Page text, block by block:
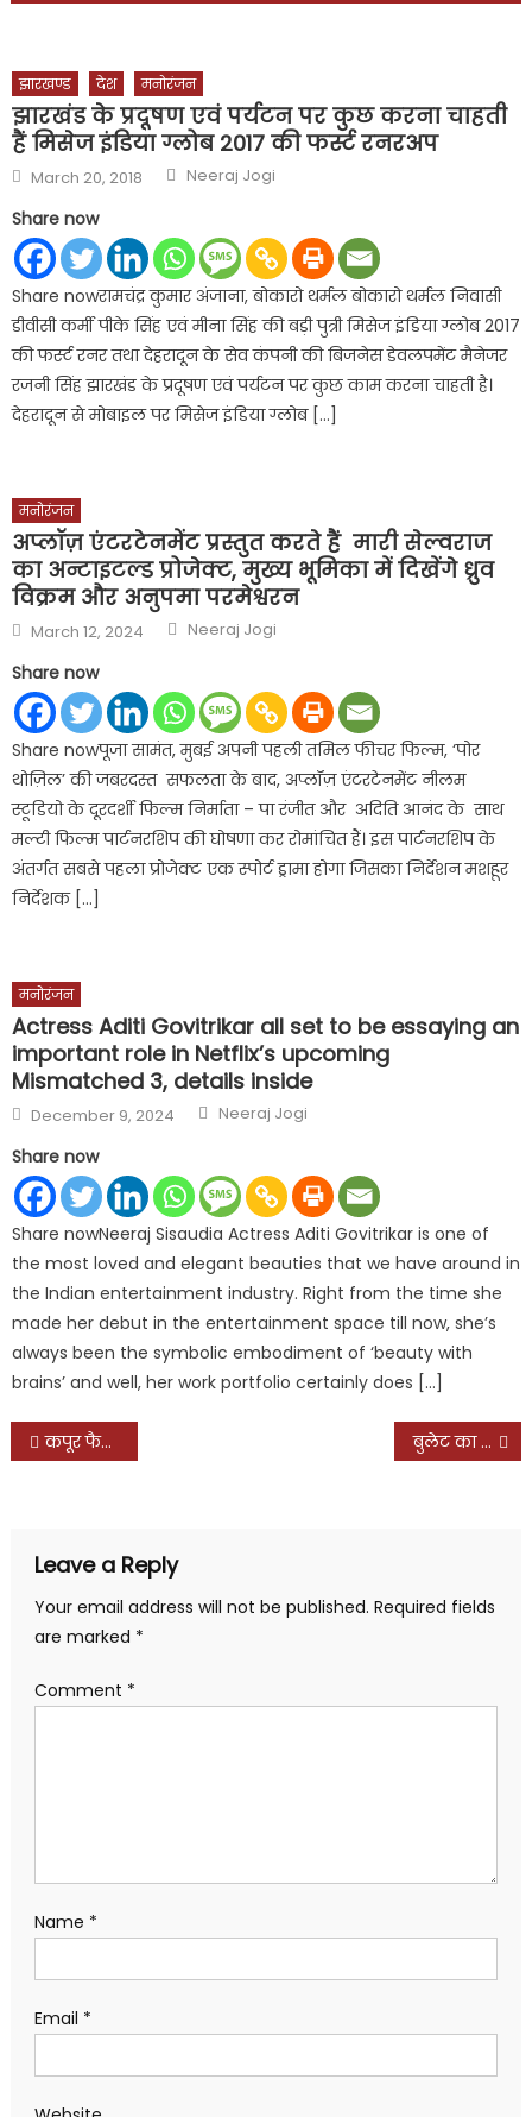
झारखण्ड देश मनोरंजन
झारखंड के प्रदूषण एवं पर्यटन पर कुछ करना चाहती
हैं मिसेज इंडिया ग्लोब 2017 की फर्स्ट रनरअप
Posted
on
March 20, 2018 Author
Neeraj Jogi
Share now
Share nowरामचंद्र कुमार अंजाना, बोकारो थर्मल बोकारो थर्मल निवासी
डीवीसी कर्मी पीके सिंह एवं मीना सिंह की बड़ी पुत्री मिसेज इंडिया ग्लोब 2017
की फर्स्ट रनर तथा देहरादून के सेव कंपनी की बिजनेस डेवलपमेंट मैनेजर
रजनी सिंह झारखंड के प्रदूषण एवं पर्यटन पर कुछ काम करना चाहती है।
देहरादून से मोबाइल पर मिसेज इंडिया ग्लोब […]
मनोरंजन
अप्लॉज़ एंटरटेनमेंट प्रस्तुत करते हैं मारी सेल्वराज
का अन्टाइटल्ड प्रोजेक्ट, मुख्य भूमिका में दिखेंगे ध्रुव
विक्रम और अनुपमा परमेश्वरन
Posted
on
March 12, 2024 Author
Neeraj Jogi
Share now
Share nowपूजा सामंत, मुबई अपनी पहली तमिल फीचर फिल्म, ‘पोर
थोज़िल’ की जबरदस्त सफलता के बाद, अप्लॉज़ एंटरटेनमेंट नीलम
स्टूडियो के दूरदर्शी फिल्म निर्माता – पा रंजीत और अदिति आनंद के साथ
मल्टी फिल्म पार्टनरशिप की घोषणा कर रोमांचित हैं। इस पार्टनरशिप के
अंतर्गत सबसे पहला प्रोजेक्ट एक स्पोर्ट ड्रामा होगा जिसका निर्देशन मशहूर
निर्देशक […]
मनोरंजन
Actress Aditi Govitrikar all set to be essaying an
important role in Netflix’s upcoming
Mismatched 3, details inside
Posted
on
December 9, 2024 Author
Neeraj Jogi
Share now
Share nowNeeraj Sisaudia Actress Aditi Govitrikar is one of
the most loved and elegant beauties that we have around in
the Indian entertainment industry. Right from the time she
made her debut in the entertainment space till now, she’s
always been the symbolic embodiment of ‘beauty with
brains’ and well, her work portfolio certainly does […]
Post
कपूर फैमिली के साथ आलिया ने मनाया जश्न, करिश्मा ने पोस्ट की तस्वीर, लिखी ये बात बुलेट का काटा 36000 रुपये का चालान
Leave a Reply
Your email address will not be published. Required fields
are marked *
Comment *
Name *
Email *